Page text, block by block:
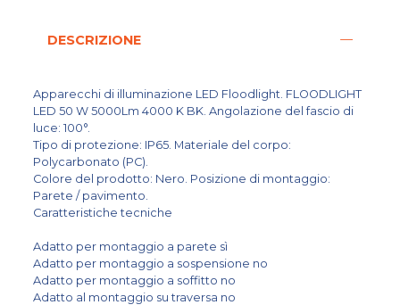
DESCRIZIONE
Apparecchi di illuminazione LED Floodlight. FLOODLIGHT
LED 50 W 5000Lm 4000 K BK. Angolazione del fascio di
luce: 100°.
Tipo di protezione: IP65. Materiale del corpo:
Polycarbonato (PC).
Colore del prodotto: Nero. Posizione di montaggio:
Parete / pavimento.
Caratteristiche tecniche
Adatto per montaggio a parete sì
Adatto per montaggio a sospensione no
Adatto per montaggio a soffitto no
Adatto al montaggio su traversa no